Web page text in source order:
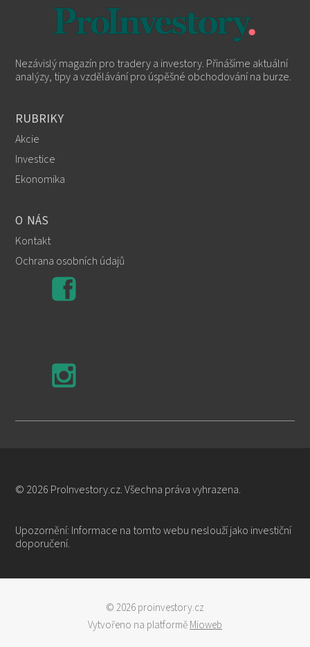
Nezávislý magazín pro tradery a investory. Přinášíme aktuální
analýzy, tipy a vzdělávání pro úspěšné obchodování na burze.
RUBRIKY
Akcie
Investice
Ekonomika
O NÁS
Kontakt
Ochrana osobních údajů
© 2026 ProInvestory.cz. Všechna práva vyhrazena.
Upozornění: Informace na tomto webu neslouží jako investiční
doporučení.
© 2026 proinvestory.cz
Vytvořeno na platforměMioweb